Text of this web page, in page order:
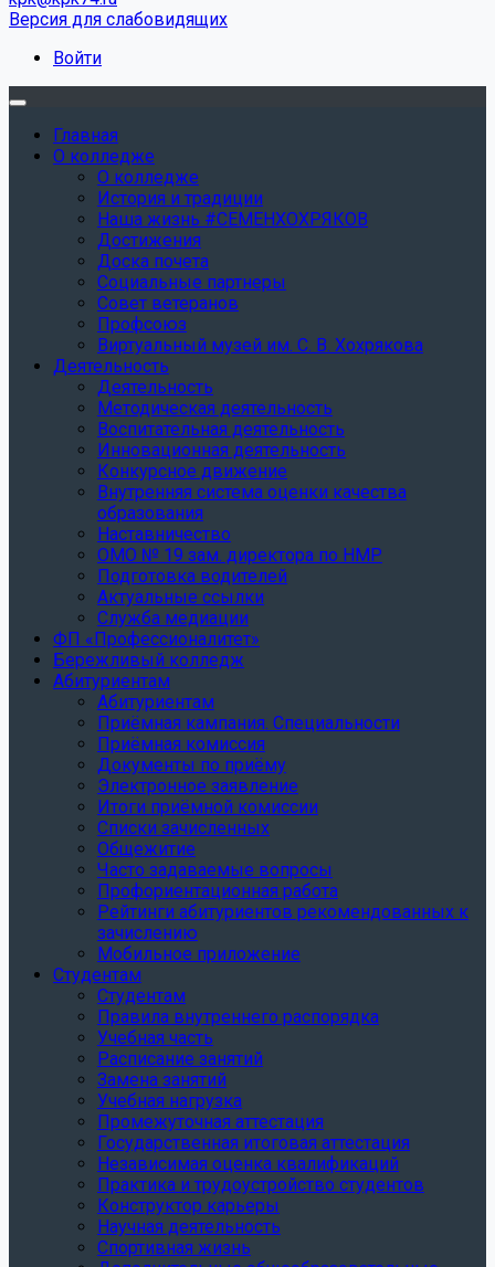
Версия для слабовидящих
Войти
Главная
О колледже
О колледже
История и традиции
Наша жизнь #СЕМЕНХОХРЯКОВ
Достижения
Доска почета
Социальные партнеры
Совет ветеранов
Профсоюз
Виртуальный музей им. С. В. Хохрякова
Деятельность
Деятельность
Методическая деятельность
Воспитательная деятельность
Инновационная деятельность
Конкурсное движение
Внутренняя система оценки качества
образования
Наставничество
ОМО № 19 зам. директора по НМР
Подготовка водителей
Актуальные ссылки
Служба медиации
ФП «Профессионалитет»
Бережливый колледж
Абитуриентам
Абитуриентам
Приёмная кампания. Специальности
Приёмная комиссия
Документы по приёму
Электронное заявление
Итоги приёмной комиссии
Списки зачисленных
Общежитие
Часто задаваемые вопросы
Профориентационная работа
Рейтинги абитуриентов рекомендованных к
зачислению
Мобильное приложение
Студентам
Студентам
Правила внутреннего распорядка
Учебная часть
Расписание занятий
Замена занятий
Учебная нагрузка
Промежуточная аттестация
Государственная итоговая аттестация
Независимая оценка квалификаций
Практика и трудоустройство студентов
Конструктор карьеры
Научная деятельность
Спортивная жизнь